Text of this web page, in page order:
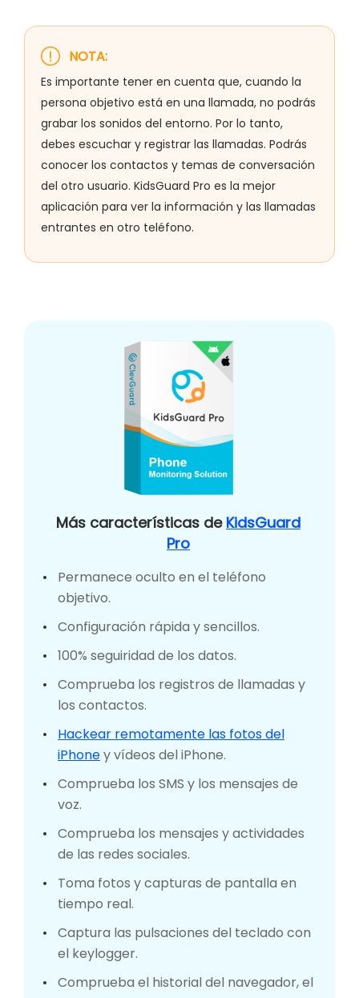
NOTA:
Es importante tener en cuenta que, cuando la
persona objetivo está en una llamada, no podrás
grabar los sonidos del entorno. Por lo tanto,
debes escuchar y registrar las llamadas. Podrás
conocer los contactos y temas de conversación
del otro usuario. KidsGuard Pro es la mejor
aplicación para ver la información y las llamadas
entrantes en otro teléfono.
Más características de KidsGuard
Pro
Permanece oculto en el teléfono
objetivo.
Configuración rápida y sencillos.
100% seguiridad de los datos.
Comprueba los registros de llamadas y
los contactos.
Hackear remotamente las fotos del
iPhoney vídeos del iPhone.
Comprueba los SMS y los mensajes de
voz.
Comprueba los mensajes y actividades
de las redes sociales.
Toma fotos y capturas de pantalla en
tiempo real.
Captura las pulsaciones del teclado con
el keylogger.
Comprueba el historial del navegador, el